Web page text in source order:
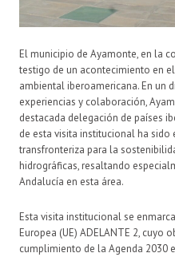
El municipio de Ayamonte, en la
testigo de un acontecimiento en
ambiental iberoamericana. En un
experiencias y colaboración,
destacada delegación de países
de esta visita institucional ha
transfronteriza para la
hidrográficas, resaltando
Andalucía en esta área.
Esta visita institucional se
Europea (UE) ADELANTE 2,
cumplimiento de la Agenda 2030